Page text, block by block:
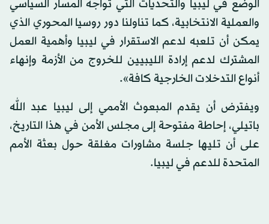
الوضع في ليبيا والتحديات التي تواجه المسار السياسي
والعملية الانتخابية، كما تناولنا دور روسيا المحوري الذي
يمكن أن تلعبه لدعم الاستقرار في ليبيا وأهمية العمل
المشترك لدعم إرادة الليبيين للخروج من الأزمة وإنهاء
أنواع التدخلات الخارجية كافة».
ويفترض أن يقدم المبعوث الأممي إلى ليبيا عبد الله
باتيلي، إحاطة مفتوحة إلى مجلس الأمن في هذا التاريخ،
على أن تليها جلسة مشاورات مغلقة حول بعثة الأمم
المتحدة للدعم في ليبيا.